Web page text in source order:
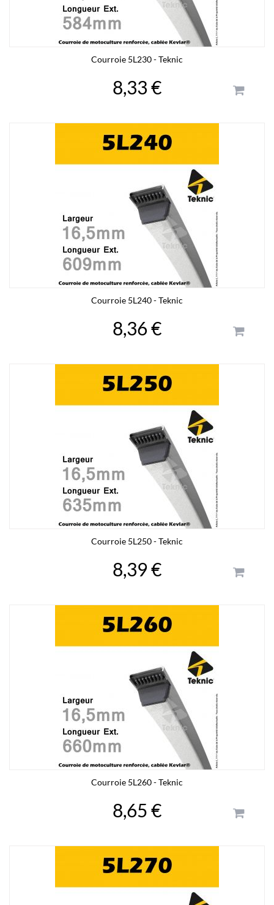
Courroie 5L230 - Teknic
8,33 €
Courroie 5L240 - Teknic
8,36 €
Courroie 5L250 - Teknic
8,39 €
Courroie 5L260 - Teknic
8,65 €